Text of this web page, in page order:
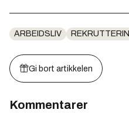
ARBEIDSLIV
Gi bort artikkelen
Kommentarer